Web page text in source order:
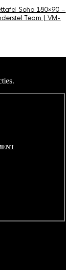
Soho 180×90 –
Team | VM-